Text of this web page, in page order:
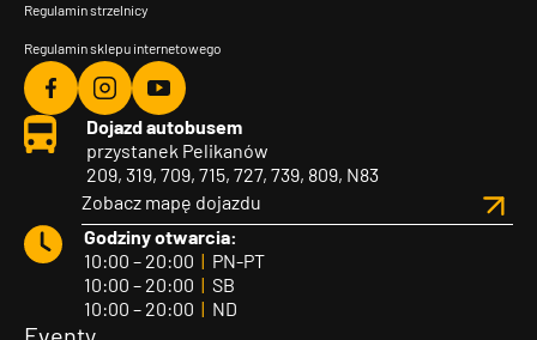
Regulamin strzelnicy
Regulamin sklepu internetowego
Agvo
Facebook
Agvo
Instagram
Agvo
YouTube
Dojazd autobusem
przystanek Pelikanów
209, 319, 709, 715, 727, 739, 809, N83
Zobacz mapę dojazdu
Godziny otwarcia:
10:00 – 20:00 | PN-PT
10:00 – 20:00 | SB
10:00 – 20:00 | ND